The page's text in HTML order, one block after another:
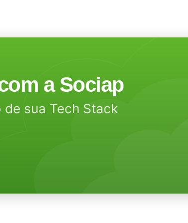
a Sociap
sua Tech Stack